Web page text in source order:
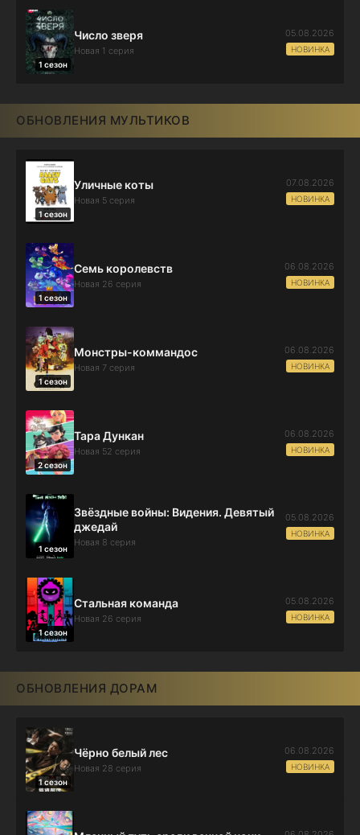
1 сезон
Число зверя
Новая 1 серия
05.08.2026
НОВИНКА
ОБНОВЛЕНИЯ МУЛЬТИКОВ
1 сезон
Уличные коты
Новая 5 серия
07.08.2026
НОВИНКА
1 сезон
Семь королевств
Новая 26 серия
06.08.2026
НОВИНКА
1 сезон
Монстры-коммандос
Новая 7 серия
06.08.2026
НОВИНКА
2 сезон
Тара Дункан
Новая 52 серия
06.08.2026
НОВИНКА
1 сезон
Звёздные войны: Видения. Девятый
джедай
Новая 8 серия
05.08.2026
НОВИНКА
1 сезон
Стальная команда
Новая 26 серия
05.08.2026
НОВИНКА
ОБНОВЛЕНИЯ ДОРАМ
1 сезон
Чёрно белый лес
Новая 28 серия
06.08.2026
НОВИНКА